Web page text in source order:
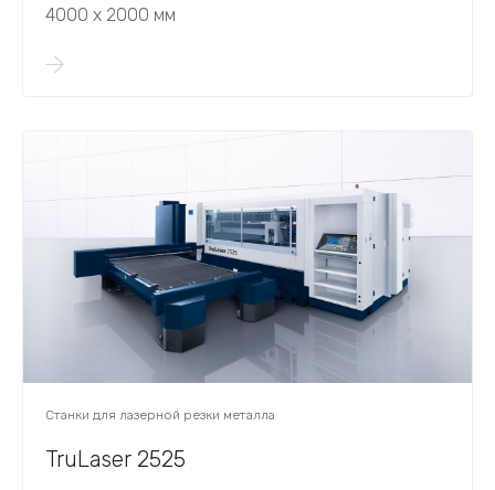
4000 х 2000 мм
Станки для лазерной резки металла
TruLaser 2525